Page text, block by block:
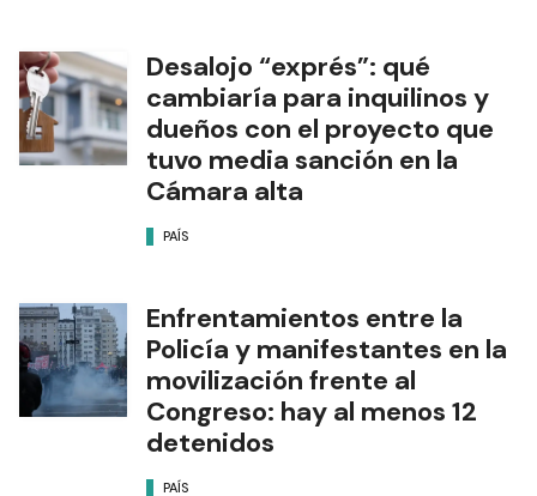
Desalojo “exprés”: qué
cambiaría para inquilinos y
dueños con el proyecto que
tuvo media sanción en la
Cámara alta
PAÍS
Enfrentamientos entre la
Policía y manifestantes en la
movilización frente al
Congreso: hay al menos 12
detenidos
PAÍS